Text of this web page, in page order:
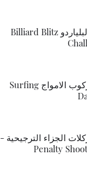
لعبة البلياردو Billiard Blitz
لعبة ركوب الامواج Surfing
الجزاء الترجيحية -
Penalty